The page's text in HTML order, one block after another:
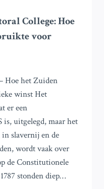
College: Hoe
voor
Hoe het Zuiden
winst Het
er een
uitgelegd, maar het
slavernij en de
wordt vaak over
de Constitutionele
stonden diep…